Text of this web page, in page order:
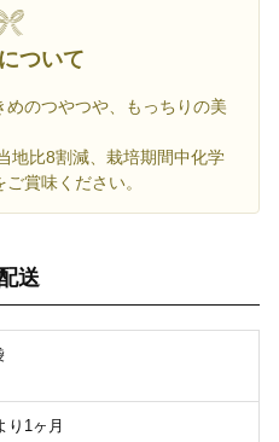
ついて
のつやつや、もっちりの美
地比8割減、栽培期間中化学
賞味ください。
送
り1ヶ月